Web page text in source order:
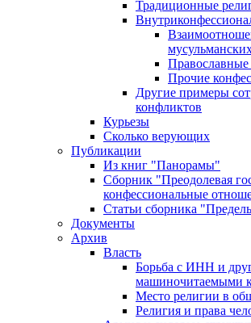
Традиционные
Прочие
Другие примеры
конфликтов
Курьезы
Сколько верующих
Публикации
Из книг "Панорамы"
Сборник "Преодолевая
конфессиональные
Статьи сборника
Документы
Архив
Власть
Борьба с ИНН и
машиночитаемыми
Место религии в
Религия и права